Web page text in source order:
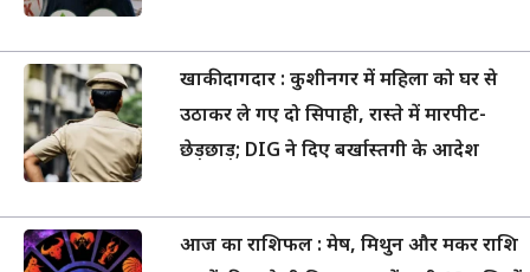
खाकी दागदार : कुशीनगर में महिला को घर से
उठाकर ले गए दो सिपाही, रास्ते में मारपीट-
छेड़छाड़; DIG ने दिए बर्खास्तगी के आदेश
आज का राशिफल : मेष, मिथुन और मकर राशि